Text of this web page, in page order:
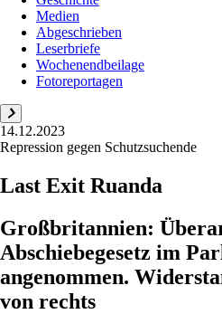
Medien
Abgeschrieben
Leserbriefe
Wochenendbeilage
Fotoreportagen
14.12.2023
Repression gegen Schutzsuchende
Last Exit Ruanda
Großbritannien:
Abschiebegesetz im
angenommen.
von rechts